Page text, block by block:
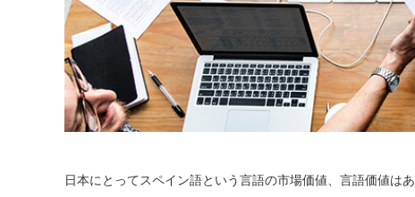
日本にとってスペイン語という言語の市場価値、言語価値は